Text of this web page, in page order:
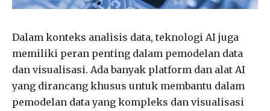
Dalam konteks analisis data, teknologi AI juga
memiliki peran penting dalam pemodelan data
dan visualisasi. Ada banyak platform dan alat AI
yang dirancang khusus untuk membantu dalam
pemodelan data yang kompleks dan visualisasi